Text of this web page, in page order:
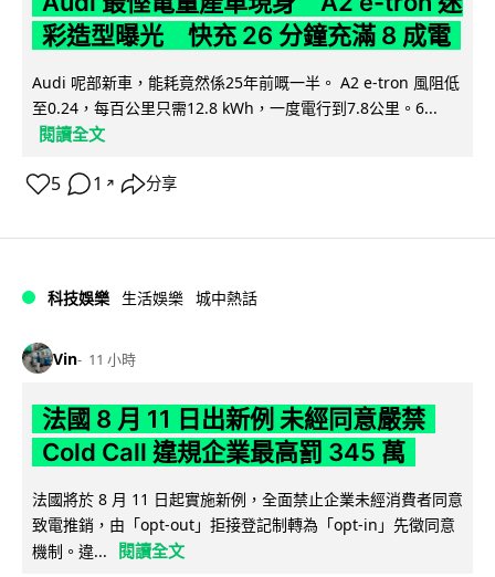
彩造型曝光 快充 26 分鐘充滿 8 成電
Audi 呢部新車，能耗竟然係25年前嘅一半。 A2 e-tron 風阻低
至0.24，每百公里只需12.8 kWh，一度電行到7.8公里。6...
閱讀全文
5 1 ↗ 分享
科技娛樂 生活娛樂 城中熱話
Vin 11 小時
法國 8 月 11 日出新例 未經同意嚴禁
Cold Call 違規企業最高罰 345 萬
法國將於 8 月 11 日起實施新例，全面禁止企業未經消費者同意
致電推銷，由「opt-out」拒接登記制轉為「opt-in」先徵同意
機制。違...
閱讀全文